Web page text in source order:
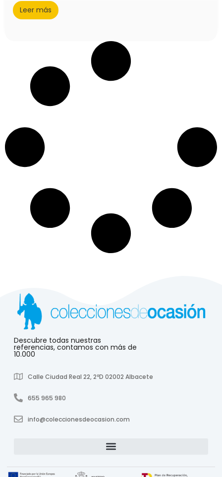
Leer más
Descubre todas nuestras
referencias, contamos con más de
10.000
Calle Ciudad Real 22, 2ºD 02002 Albacete
655 965 980
info@coleccionesdeocasion.com